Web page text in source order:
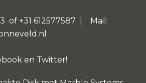
of +31 612577587 | Mail:
en Twitter!